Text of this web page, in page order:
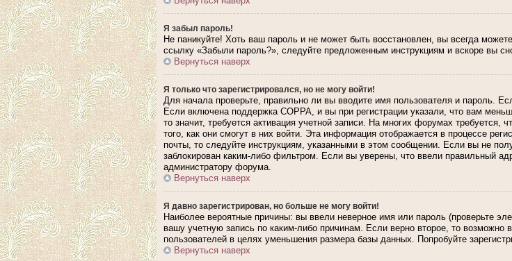
Я забыл пароль!
Не паникуйте! Хоть ваш пароль и не может быть восстановлен, вы всегда
ссылку «Забыли пароль?», следуйте предложенным инструкциям и вскоре вы
Вернуться наверх
Я только что зарегистрировался, но не могу войти!
Для начала проверьте, правильно ли вы вводите имя пользователя и пароль.
Если включена поддержка COPPA, и вы при регистрации указали, что вам
то значит, требуется активация учетной записи. На многих форумах
того, как они смогут в них войти. Эта информация отображается в процессе
почты, то следуйте инструкциям, указанными в этом сообщении. Если вы не
заблокирован каким-либо фильтром. Если вы уверены, что ввели правильный
администратору форума.
Вернуться наверх
Я давно зарегистрирован, но больше не могу войти!
Наиболее вероятные причины: вы ввели неверное имя или пароль (проверьте
вашу учетную запись по каким-либо причинам. Если верно второе, то
пользователей в целях уменьшения размера базы данных. Попробуйте
Вернуться наверх